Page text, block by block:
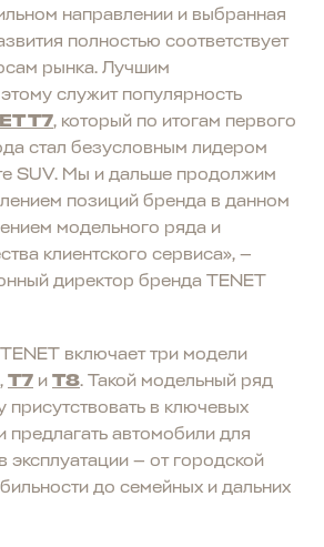
направлении и выбранная
полностью соответствует
рынка. Лучшим
служит популярность
T7, который по итогам первого
стал безусловным лидером
SUV. Мы и дальше продолжим
позиций бренда в данном
модельного ряда и
клиентского сервиса», —
директор бренда TENET
включает три модели
, T7 и T8. Такой модельный ряд
присутствовать в ключевых
предлагать автомобили для
эксплуатации — от городской
до семейных и дальних